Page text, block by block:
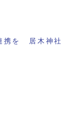
携を 居木神社